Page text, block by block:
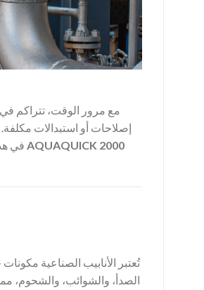
مع مرور الوقت، تتراكم في
إصلاحات أو استبدالات
AQUAQUICK 2000
تُعتبر الأنابيب الصناعية
الصدأ، والشوائب، والشحوم،